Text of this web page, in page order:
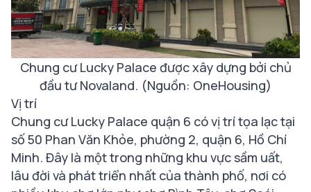
Chung cư Lucky Palace được xây dựng bởi chủ
đầu tư Novaland. (Nguồn: OneHousing)
Vị trí
Chung cư Lucky Palace quận 6 có vị trí tọa lạc tại
số 50 Phan Văn Khỏe, phường 2, quận 6, Hồ Chí
Minh. Đây là một trong những khu vực sầm uất,
lâu đời và phát triển nhất của thành phố, nơi có